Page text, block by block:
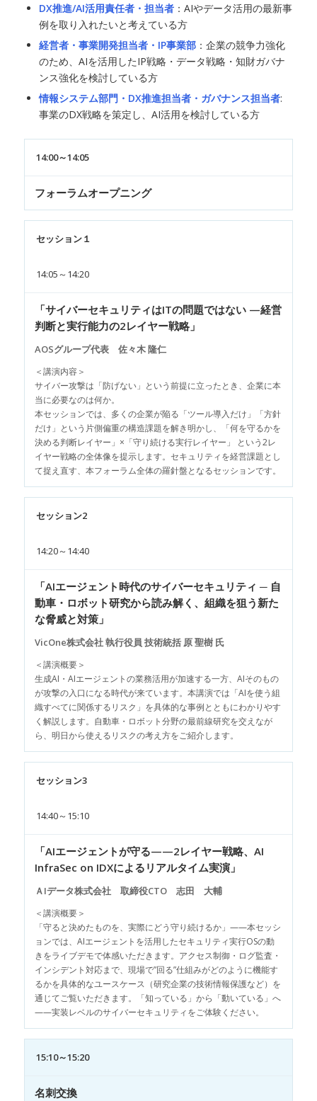
DX推進/AI活用責任者・担当者：AIやデータ活用の最新事
例を取り入れたいと考えている方
経営者・事業開発担当者・IP事業部：企業の競争力強化
のため、AIを活用したIP戦略・データ戦略・知財ガバナ
ンス強化を検討している方
情報システム部門・DX推進担当者・ガバナンス担当者:
事業のDX戦略を策定し、AI活用を検討している方
14:00～14:05
フォーラムオープニング
セッション１
14:05～14:20
「サイバーセキュリティはITの問題ではない —経営
判断と実行能力の2レイヤー戦略」
AOSグループ代表 佐々木 隆仁
＜講演内容＞
サイバー攻撃は「防げない」という前提に立ったとき、企業に本
当に必要なのは何か。
本セッションでは、多くの企業が陥る「ツール導入だけ」「方針
だけ」という片側偏重の構造課題を解き明かし、「何を守るかを
決める判断レイヤー」×「守り続ける実行レイヤー」 という2レ
イヤー戦略の全体像を提示します。セキュリティを経営課題とし
て捉え直す、本フォーラム全体の羅針盤となるセッションです。
セッション2
14:20～14:40
「AIエージェント時代のサイバーセキュリティ ─ 自
動車・ロボット研究から読み解く、組織を狙う新た
な脅威と対策」
VicOne株式会社 執行役員 技術統括 原 聖樹 氏
＜講演概要＞
生成AI・AIエージェントの業務活用が加速する一方、AIそのもの
が攻撃の入口になる時代が来ています。本講演では「AIを使う組
織すべてに関係するリスク」を具体的な事例とともにわかりやす
く解説します。自動車・ロボット分野の最前線研究を交えなが
ら、明日から使えるリスクの考え方をご紹介します。
セッション3
14:40～15:10
「AIエージェントが守る——2レイヤー戦略、AI
InfraSec on IDXによるリアルタイム実演」
ＡIデータ株式会社 取締役CTO 志田 大輔
＜講演概要＞
「守ると決めたものを、実際にどう守り続けるか」——本セッシ
ョンでは、AIエージェントを活用したセキュリティ実行OSの動
きをライブデモで体感いただきます。アクセス制御・ログ監査・
インシデント対応まで、現場で”回る”仕組みがどのように機能す
るかを具体的なユースケース（研究企業の技術情報保護など）を
通じてご覧いただきます。「知っている」から「動いている」へ
——実装レベルのサイバーセキュリティをご体験ください。
15:10～15:20
名刺交換